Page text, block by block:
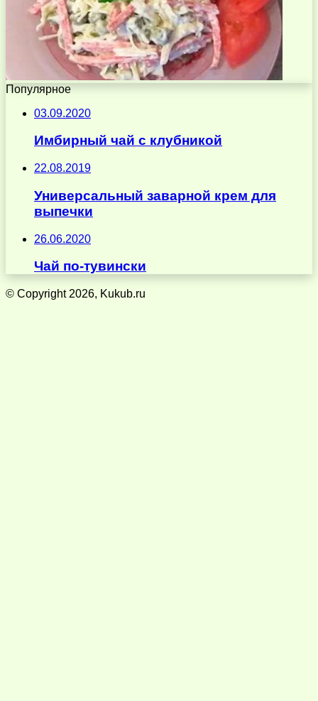
Популярное
03.09.2020
Имбирный чай с клубникой
22.08.2019
Универсальный заварной крем для
выпечки
26.06.2020
Чай по-тувински
© Copyright 2026, Kukub.ru